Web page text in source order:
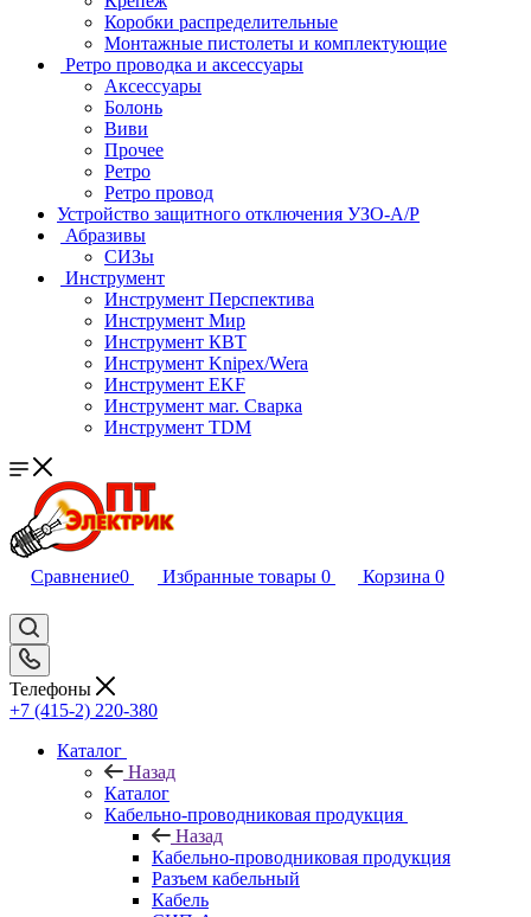
Коробки распределительные
Монтажные пистолеты и комплектующие
Ретро проводка и аксессуары
Аксессуары
Болонь
Виви
Прочее
Ретро
Ретро провод
Устройство защитного отключения УЗО-А/Р
Абразивы
СИЗы
Инструмент
Инструмент Перспектива
Инструмент Мир
Инструмент КВТ
Инструмент Knipex/Wera
Инструмент EKF
Инструмент маг. Сварка
Инструмент TDM
Сравнение0 Избранные товары 0 Корзина 0
Телефоны
+7 (415-2) 220-380
Каталог
Назад
Каталог
Кабельно-проводниковая продукция
Назад
Кабельно-проводниковая продукция
Разъем кабельный
Кабель